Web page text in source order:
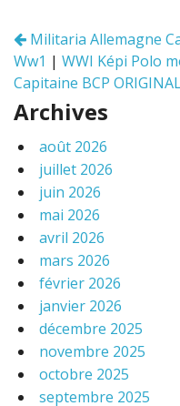
o
k
Navigation
des
articles
Militaria Allemagne
Ww1 | WWI Képi Polo
Capitaine BCP
Archives
août 2026
juillet 2026
juin 2026
mai 2026
avril 2026
mars 2026
février 2026
janvier 2026
décembre 2025
novembre 2025
octobre 2025
septembre 2025